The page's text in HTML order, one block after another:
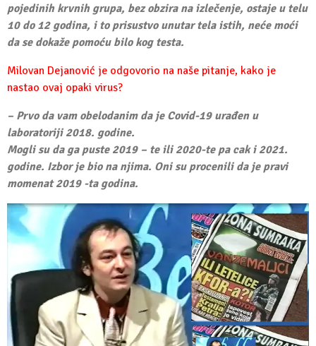
pojedinih krvnih grupa, bez obzira na izlečenje, ostaje u telu
10 do 12 godina, i to prisustvo unutar tela istih, neće moći
da se dokaže pomoću bilo kog testa.
Milovan Dejanović je odgovorio na naše pitanje, kako je
nastao ovaj opaki virus?
– Prvo da vam obelodanim da je Covid-19 urađen u
laboratoriji 2018. godine.
Mogli su da ga puste 2019 – te ili 2020-te pa cak i 2021.
godine. Izbor je bio na njima. Oni su procenili da je pravi
momenat 2019 -ta godina.